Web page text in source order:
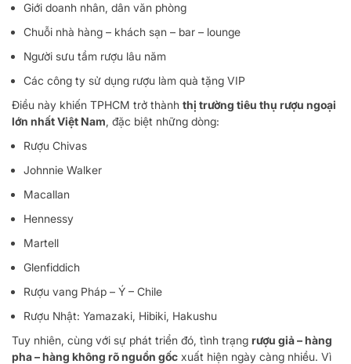
Giới doanh nhân, dân văn phòng
Chuỗi nhà hàng – khách sạn – bar – lounge
Người sưu tầm rượu lâu năm
Các công ty sử dụng rượu làm quà tặng VIP
Điều này khiến TPHCM trở thành thị trường tiêu thụ rượu ngoại
lớn nhất Việt Nam, đặc biệt những dòng:
Rượu Chivas
Johnnie Walker
Macallan
Hennessy
Martell
Glenfiddich
Rượu vang Pháp – Ý – Chile
Rượu Nhật: Yamazaki, Hibiki, Hakushu
Tuy nhiên, cùng với sự phát triển đó, tình trạng rượu giả – hàng
pha – hàng không rõ nguồn gốc xuất hiện ngày càng nhiều. Vì